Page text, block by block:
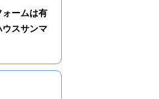
ームは有
スサンマ